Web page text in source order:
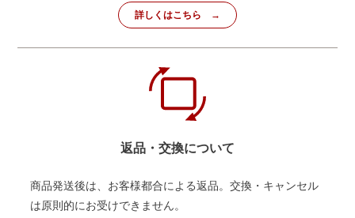
詳しくはこちら
返品・交換について
商品発送後は、お客様都合による返品。交換・キャンセル
は原則的にお受けできません。